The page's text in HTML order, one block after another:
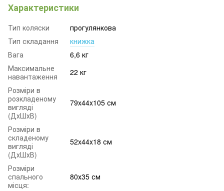
Характеристики
Тип коляски
прогулянкова
Тип складання
книжка
Вага
6,6 кг
Максимальне
навантаження
22 кг
Розміри в
розкладеному
вигляді
(ДхШхВ)
79x44x105 см
Розміри в
складеному
вигляді
(ДхШхВ)
52x44x18 см
Розміри
спального
місця:
80х35 см